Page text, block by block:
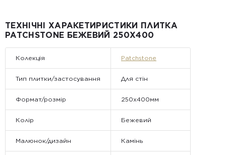
ТЕХНІЧНІ ХАРАКЕТИРИСТИКИ ПЛИТКА
PATCHSTONE БЕЖЕВИЙ 250X400
Колекція Patchstone
Тип плитки/застосування Для стін
Формат/розмір 250x400мм
Колір Бежевий
Малюнок/дизайн Камінь